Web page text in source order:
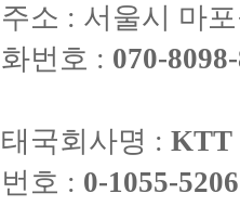
주소 : 서울시 마
화번호 : 070-
태국회사명 : KTT
번호 : 0-1055-